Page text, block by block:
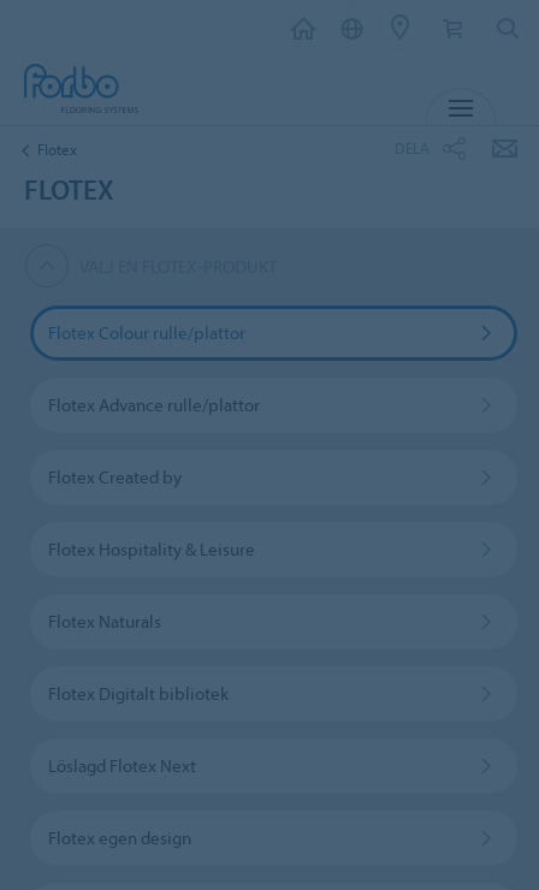
Flotex
FLOTEX
Flotex Colour rulle/plattor
Flotex Advance rulle/plattor
Flotex Created by
Flotex Hospitality & Leisure
Flotex Naturals
Flotex Digitalt bibliotek
Löslagd Flotex Next
Flotex egen design